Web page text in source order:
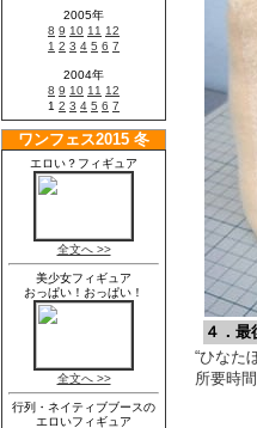
４．
“ひなた
所要時